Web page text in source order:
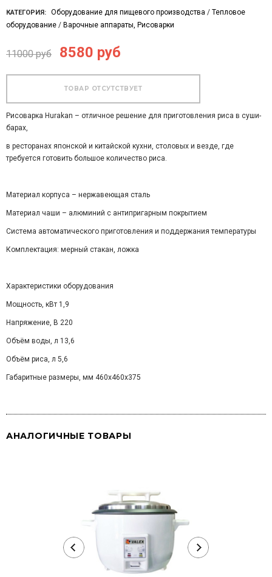
КАТЕГОРИЯ: Оборудование для пищевого производства / Тепловое
оборудование / Варочные аппараты, Рисоварки
11000 руб 8580 руб
Рисоварка Hurakan – отличное решение для приготовления риса в суши-
барах,
в ресторанах японской и китайской кухни, столовых и везде, где
требуется готовить большое количество риса.
Материал корпуса – нержавеющая сталь
Материал чаши – алюминий с антипригарным покрытием
Система автоматического приготовления и поддержания температуры
Комплектация: мерный стакан, ложка
Характеристики оборудования
Мощность, кВт 1,9
Напряжение, В 220
Объём воды, л 13,6
Объём риса, л 5,6
Габаритные размеры, мм 460x460x375
АНАЛОГИЧНЫЕ ТОВАРЫ